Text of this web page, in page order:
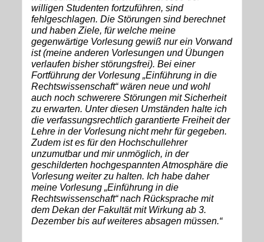
willigen Studenten fortzuführen, sind
fehlgeschlagen. Die Störungen sind berechnet
und haben Ziele, für welche meine
gegenwärtige Vorlesung gewiß nur ein Vorwand
ist (meine anderen Vorlesungen und Übungen
verlaufen bisher störungsfrei). Bei einer
Fortführung der Vorlesung „Einführung in die
Rechtswissenschaft“ wären neue und wohl
auch noch schwerere Störungen mit Sicherheit
zu erwarten. Unter diesen Umständen halte ich
die verfassungsrechtlich garantierte Freiheit der
Lehre in der Vorlesung nicht mehr für gegeben.
Zudem ist es für den Hochschullehrer
unzumutbar und mir unmöglich, in der
geschilderten hochgespannten Atmosphäre die
Vorlesung weiter zu halten. Ich habe daher
meine Vorlesung „Einführung in die
Rechtswissenschaft“ nach Rücksprache mit
dem Dekan der Fakultät mit Wirkung ab 3.
Dezember bis auf weiteres absagen müssen.“